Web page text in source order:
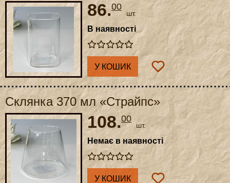
86.00
шт.
В наявності
У КОШИК
Склянка 370 мл «Страйпс»
108.00
шт.
Немає в наявності
У КОШИК